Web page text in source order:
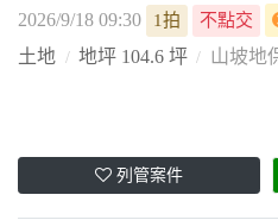
2026/9/18 09:30 1拍 不點交
土地 地坪 104.6 坪 山坡地
列管案件